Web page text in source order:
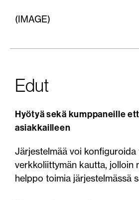
(IMAGE)
Edut
Hyötyä sekä kumppaneille
asiakkailleen
Järjestelmää voi konfiguroida
verkkoliittymän kautta, jolloin
helppo toimia järjestelmässä